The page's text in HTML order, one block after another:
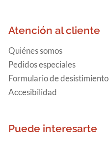
Atención al cliente
Quiénes somos
Pedidos especiales
Formulario de desistimiento
Accesibilidad
Puede interesarte